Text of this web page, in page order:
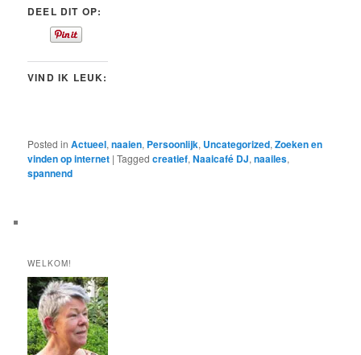
DEEL DIT OP:
VIND IK LEUK:
Posted in Actueel,naaien, Persoonlijk, Uncategorized,Zoeken en
vinden op internet |Tagged creatief,Naaicafé DJ,naailes,
spannend
WELKOM!